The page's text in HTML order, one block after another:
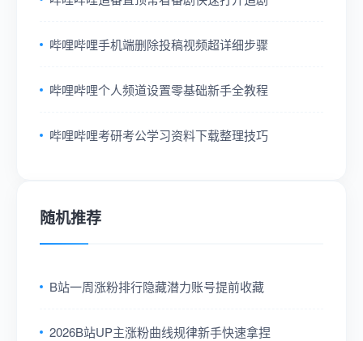
哔哩哔哩手机端删除投稿视频超详细步骤
哔哩哔哩个人频道设置零基础新手全教程
哔哩哔哩考研考公学习资料下载整理技巧
随机推荐
B站一周涨粉排行隐藏潜力账号提前收藏
2026B站UP主涨粉曲线规律新手快速拿捏